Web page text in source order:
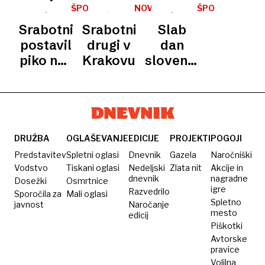
brona:
Nisem
še čisto
dojel,
kaj mi je
mesta
/
SVETOVNI
skupaj
na
stopničkah
ŠPORT
Srabotnik
postavil
piko na i
nastopom
NOVICE
Srabotnik
drugi v
Krakovu
ŠPORT
Slab
dan
slovenskih
v uvodu
EP
DRUŽBA
Predstavitev
Vodstvo
Dosežki
Sporočila za
javnost
OGLAŠEVANJE
Spletni oglasi
Tiskani oglasi
Osmrtnice
Mali oglasi
EDICIJE
Dnevnik
Nedeljski
dnevnik
Razvedrilo
Naročanje
edicij
PROJEKTI
Gazela
Zlata nit
POGOJI
Naročniški
Akcije in
nagradne
igre
Spletno
mesto
Piškotki
Avtorske
pravice
Volilna